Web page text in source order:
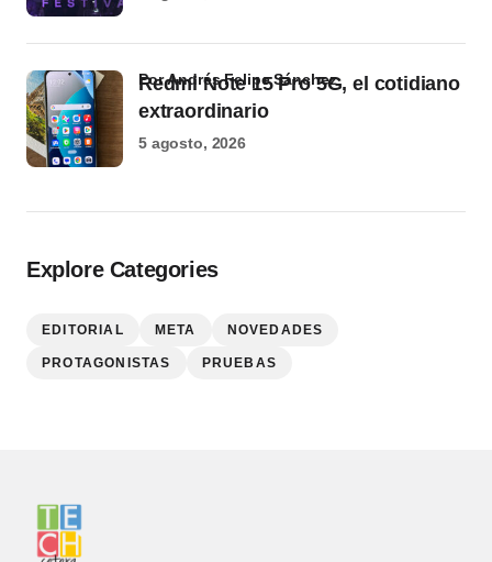
Redmi Note 15 Pro 5G, el cotidiano
extraordinario
por Andrés Felipe Sánchez
5 agosto, 2026
Explore Categories
EDITORIAL META NOVEDADES
PROTAGONISTAS PRUEBAS